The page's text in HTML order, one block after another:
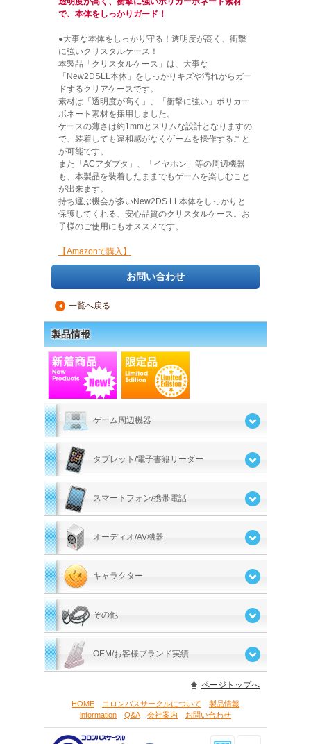
で、本体をしっかりガード！
●大事な本体をしっかり守る！透明度が高く、衝撃
に強いクリスタルケース！
本製品「クリスタルケース」は、大事な
「New2DSLL本体」をしっかりキズや汚れからガー
ドするクリアケースです。
素材は「透明度が高く」、「衝撃に強い」ポリカー
ボネート素材を採用しました。
ケースの薄さは約1mmとスリムな設計となりますの
で、装着しても違和感がなくゲームを操作すること
が可能です。
また「ACアダプタ」、「イヤホン」等の周辺機器
も、本製品を装着したままでもゲームを楽しむこと
が出来ます。
持ち運ぶ機会が多いNew2DS LL本体をしっかりと
保護してくれる、安心品質のクリスタルケース。お
子様のご使用にもオススメです。
【Amazonで購入】
お問い合わせ
▲ 一覧へ戻る
製品情報
ゲーム周辺機器
タブレット/電子書籍リーダー
スマートフォン/携帯電話
オーディオ/AV機器
キャラクター
その他
OEM/お客様ブランド実績
ページトップへ
HOME コロンバスサークルについて
製品情報
information
Q&A 会社案内 お問い合わせ